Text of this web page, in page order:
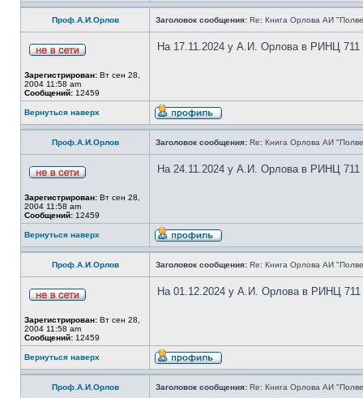
Проф.А.И.Орлов Заголовок сообщения: Re: Книга Орлова АИ
Зарегистрирован: Вт сен 28,
2004 11:58 am
Сообщений: 12459
На 17.11.2024 у А.И. Орлова в РИНЦ 711
Вернуться наверх
Проф.А.И.Орлов Заголовок сообщения: Re: Книга Орлова АИ
Зарегистрирован: Вт сен 28,
2004 11:58 am
Сообщений: 12459
На 24.11.2024 у А.И. Орлова в РИНЦ 711
Вернуться наверх
Проф.А.И.Орлов Заголовок сообщения: Re: Книга Орлова АИ
Зарегистрирован: Вт сен 28,
2004 11:58 am
Сообщений: 12459
На 01.12.2024 у А.И. Орлова в РИНЦ 711
Вернуться наверх
Проф.А.И.Орлов Заголовок сообщения: Re: Книга Орлова АИ